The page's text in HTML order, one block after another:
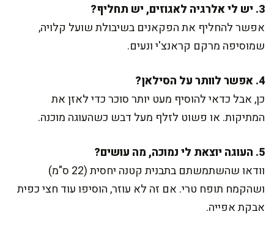
3. יש לי אלרגיה לאגוזים, יש תחליף?
אפשר להחליף את הפקאנים בשיבולת שועל קלויה,
שמוסיפה מרקם קראנצ'י ונעים.
4. אפשר לוותר על הסילאן?
כן, אבל כדאי להוסיף מעט יותר סוכר כדי לאזן את
המתיקות. או פשוט לזלף מעל דבש כשהעוגה מוכנה.
5. העוגה יוצאת לי נמוכה, מה עושים?
וודאו שהשתמשתם בתבנית קטנה יחסית (22 ס"מ)
ושהקמח תופח טרי. אם זה לא עוזר, הוסיפו עוד חצי כפית
אבקת אפייה.